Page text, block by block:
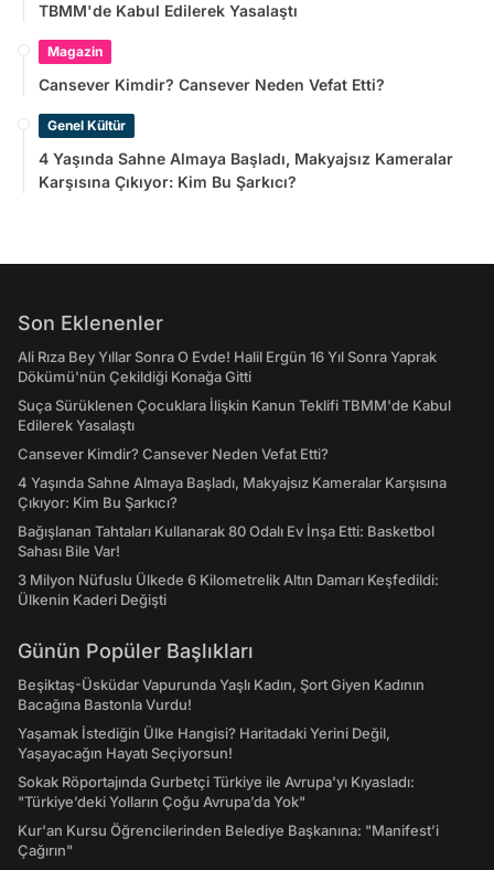
TBMM'de Kabul Edilerek Yasalaştı
Magazin
Cansever Kimdir? Cansever Neden Vefat Etti?
Genel Kültür
4 Yaşında Sahne Almaya Başladı, Makyajsız Kameralar
Karşısına Çıkıyor: Kim Bu Şarkıcı?
Son Eklenenler
Ali Rıza Bey Yıllar Sonra O Evde! Halil Ergün 16 Yıl Sonra Yaprak
Dökümü'nün Çekildiği Konağa Gitti
Suça Sürüklenen Çocuklara İlişkin Kanun Teklifi TBMM'de Kabul
Edilerek Yasalaştı
Cansever Kimdir? Cansever Neden Vefat Etti?
4 Yaşında Sahne Almaya Başladı, Makyajsız Kameralar Karşısına
Çıkıyor: Kim Bu Şarkıcı?
Bağışlanan Tahtaları Kullanarak 80 Odalı Ev İnşa Etti: Basketbol
Sahası Bile Var!
3 Milyon Nüfuslu Ülkede 6 Kilometrelik Altın Damarı Keşfedildi:
Ülkenin Kaderi Değişti
Günün Popüler Başlıkları
Beşiktaş-Üsküdar Vapurunda Yaşlı Kadın, Şort Giyen Kadının
Bacağına Bastonla Vurdu!
Yaşamak İstediğin Ülke Hangisi? Haritadaki Yerini Değil,
Yaşayacağın Hayatı Seçiyorsun!
Sokak Röportajında Gurbetçi Türkiye ile Avrupa'yı Kıyasladı:
"Türkiye’deki Yolların Çoğu Avrupa’da Yok"
Kur'an Kursu Öğrencilerinden Belediye Başkanına: "Manifest’i
Çağırın"